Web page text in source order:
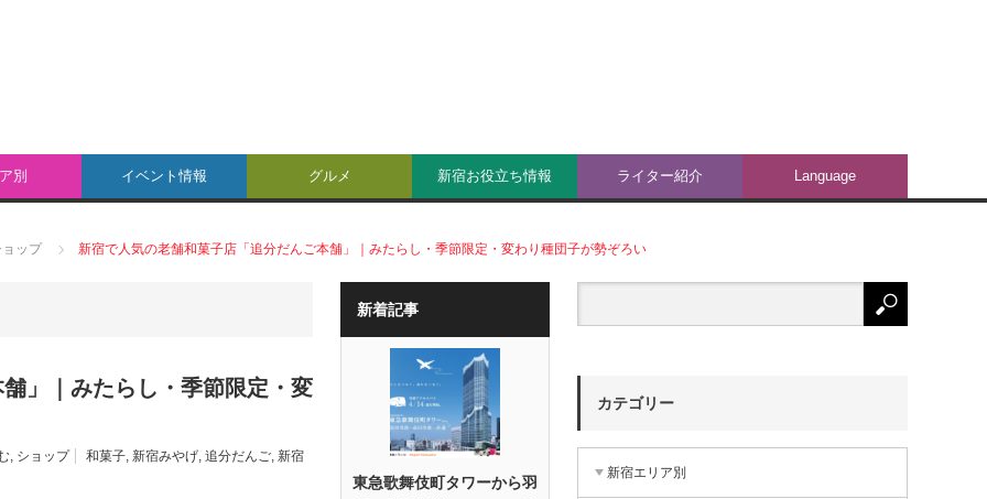
別 イベント情報 グルメ 新宿お役立ち情報 ライター紹介 Language
ップ 新宿で人気の老舗和菓子店「追分だんご本舗」｜みたらし・季節限定・変わり種団子が勢ぞろい
」｜みたらし・季節限定・変
, ショップ 和菓子, 新宿みやげ, 追分だんご, 新宿
新着記事
東急歌舞伎町タワーから羽
カテゴリー
新宿エリア別